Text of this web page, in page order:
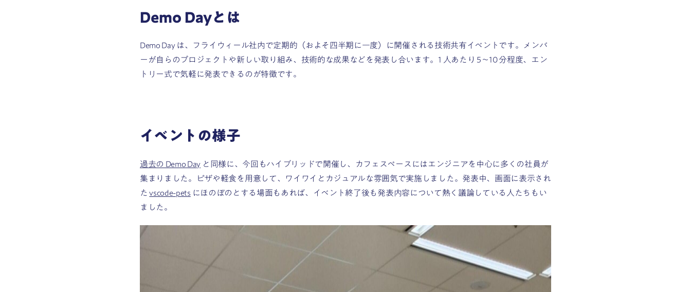
Demo Dayとは
Demo Day は、フライウィール社内で定期的（およそ四半期に一度）に開催される技術共有イベントです。メンバ
ーが自らのプロジェクトや新しい取り組み、技術的な成果などを発表し合います。1 人あたり 5〜10 分程度、エン
トリー式で気軽に発表できるのが特徴です。
イベントの様子
過去の Demo Day と同様に、今回もハイブリッドで開催し、カフェスペースにはエンジニアを中心に多くの社員が
集まりました。ピザや軽食を用意して、ワイワイとカジュアルな雰囲気で実施しました。発表中、画面に表示され
たvscode-pets にほのぼのとする場面もあれば、イベント終了後も発表内容について熱く議論している人たちもい
ました。